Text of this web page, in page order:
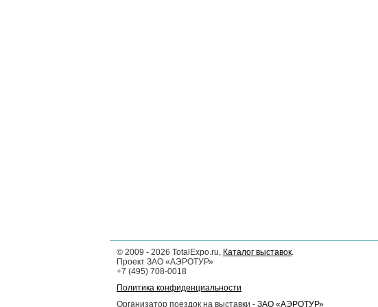
© 2009 - 2026 TotalExpo.ru, Каталог выставок.
Проект ЗАО «АЭРОТУР»
+7 (495) 708-0018
Политика конфиденциальности
Организатор поездок на выставки - ЗАО «АЭРОТУР»